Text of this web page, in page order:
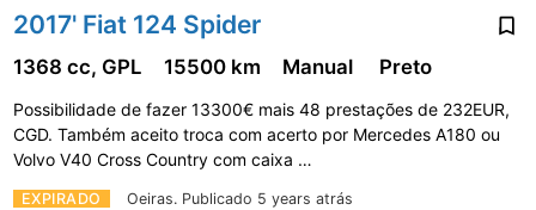
2017' Fiat 124 Spider
EXPIRADO Oeiras. Publicado 5 years atrás
1368 cc, GPL 15500 km Manual Preto
Possibilidade de fazer 13300€ mais 48 prestações de 232EUR,
CGD. Também aceito troca com acerto por Mercedes A180 ou
Volvo V40 Cross Country com caixa …